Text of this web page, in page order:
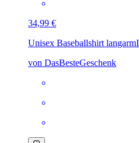
34,99 €
Unisex Baseballshirt langarm
von DasBesteGeschenk